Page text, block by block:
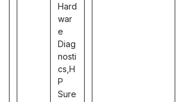
Hard
war
e
Diag
nosti
cs,H
P
Sure